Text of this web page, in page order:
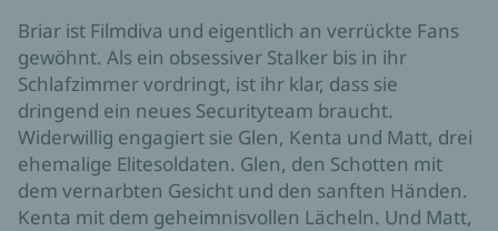
Briar ist Filmdiva und eigentlich an verrückte Fans
gewöhnt. Als ein obsessiver Stalker bis in ihr
Schlafzimmer vordringt, ist ihr klar, dass sie
dringend ein neues Securityteam braucht.
Widerwillig engagiert sie Glen, Kenta und Matt, drei
ehemalige Elitesoldaten. Glen, den Schotten mit
dem vernarbten Gesicht und den sanften Händen.
Kenta mit dem geheimnisvollen Lächeln. Und Matt,